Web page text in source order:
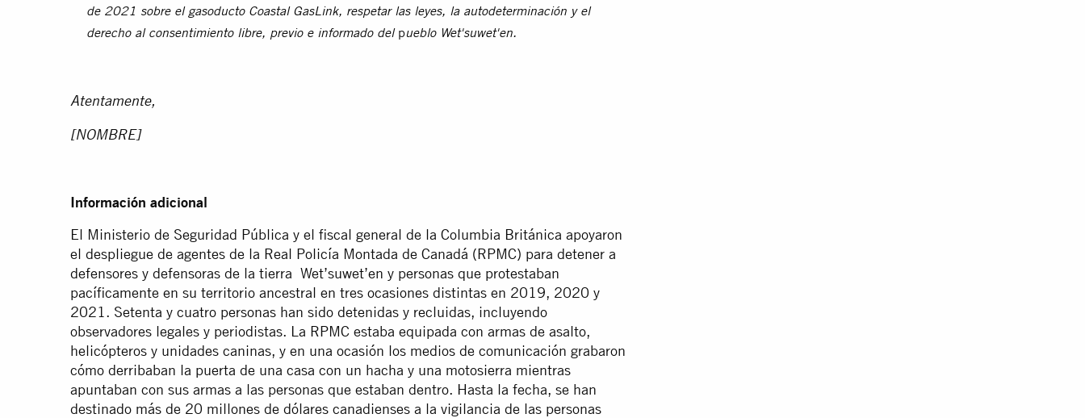
de 2021 sobre el gasoducto Coastal GasLink, respetar las leyes, la autodeterminación y el
derecho al consentimiento libre, previo e informado delpueblo Wet'suwet'en.
Atentamente,
[NOMBRE]
Información adicional
El Ministerio de Seguridad Pública y el fiscal general de la Columbia Británica apoyaron
el despliegue de agentes de la Real Policía Montada de Canadá (RPMC) para detener a
defensores y defensoras de la tierra Wet’suwet’en y personas que protestaban
pacíficamente en su territorio ancestral en tres ocasiones distintas en 2019, 2020 y
2021. Setenta y cuatro personas han sido detenidas y recluidas, incluyendo
observadores legales y periodistas. La RPMC estaba equipada con armas de asalto,
helicópteros y unidades caninas, y en una ocasión los medios de comunicación grabaron
cómo derribaban la puerta de una casa con un hacha y una motosierra mientras
apuntaban con sus armas a las personas que estaban dentro. Hasta la fecha, se han
destinado más de 20 millones de dólares canadienses a la vigilancia de las personas